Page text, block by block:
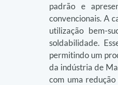
padrão e
convencionais. A
utilização bem-
soldabilidade.
permitindo um
da indústria de
com uma